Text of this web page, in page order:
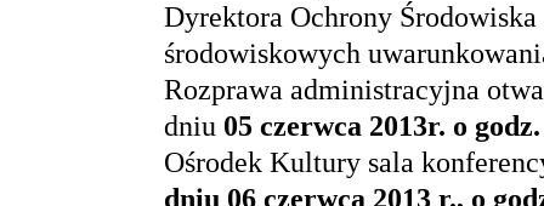
Dyrektora Ochrony
środowiskowych
Rozprawa administracyjna
dniu 05 czerwca 2013r. o
Ośrodek Kultury sala
dniu 06 czerwca 2013 r., o